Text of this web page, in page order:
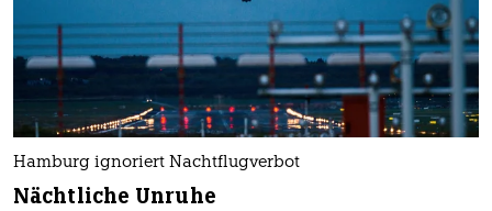
Hamburg ignoriert Nachtflugverbot
Nächtliche Unruhe